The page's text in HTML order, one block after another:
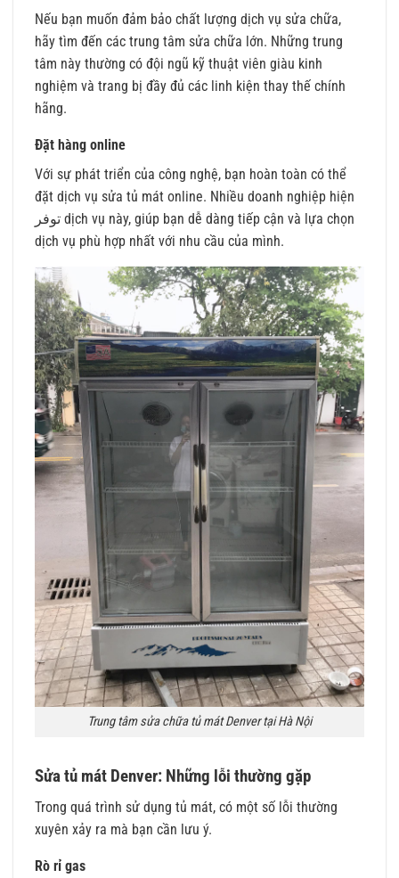
Nếu bạn muốn đảm bảo chất lượng dịch vụ sửa chữa,
hãy tìm đến các trung tâm sửa chữa lớn. Những trung
tâm này thường có đội ngũ kỹ thuật viên giàu kinh
nghiệm và trang bị đầy đủ các linh kiện thay thế chính
hãng.
Đặt hàng online
Với sự phát triển của công nghệ, bạn hoàn toàn có thể
đặt dịch vụ sửa tủ mát online. Nhiều doanh nghiệp hiện
توفر dịch vụ này, giúp bạn dễ dàng tiếp cận và lựa chọn
dịch vụ phù hợp nhất với nhu cầu của mình.
Trung tâm sửa chữa tủ mát Denver tại Hà Nội
Sửa tủ mát Denver: Những lỗi thường gặp
Trong quá trình sử dụng tủ mát, có một số lỗi thường
xuyên xảy ra mà bạn cần lưu ý.
Rò rỉ gas